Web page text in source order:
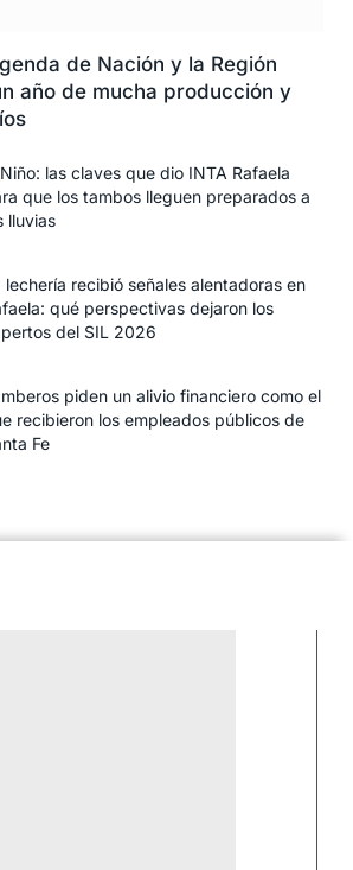
de Nación y la Región
año de mucha producción y
las claves que dio INTA Rafaela
que los tambos lleguen preparados a
lluvias
lechería recibió señales alentadoras en
qué perspectivas dejaron los
del SIL 2026
piden un alivio financiero como el
recibieron los empleados públicos de
Fe